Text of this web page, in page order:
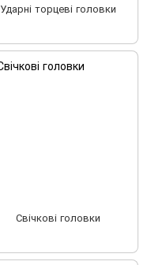
Ударні торцеві головки
Свічкові головки